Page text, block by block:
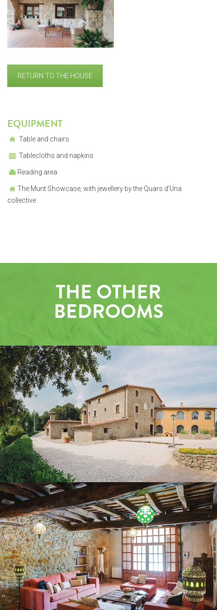
RETURN TO THE HOUSE
EQUIPMENT
Table and chairs
Tablecloths and napkins
Reading area
The Munt Showcase, with jewellery by the Quars d’Una
collective
THE OTHER
BEDROOMS
GROUND FLOOR LOUNGE
KITCHEN – DINING ROOM